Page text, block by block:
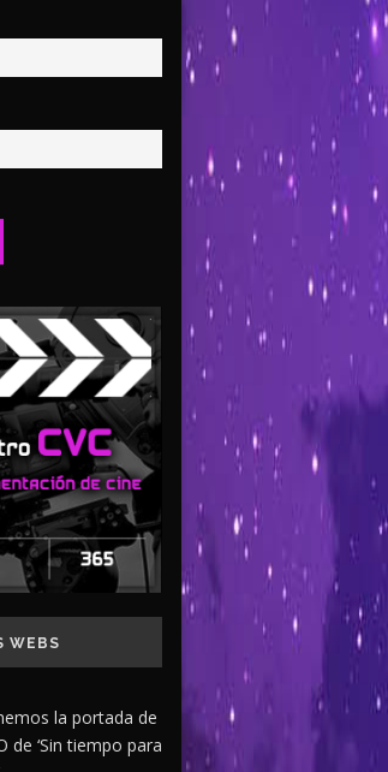
WEBS
la portada de
de ‘Sin tiempo para